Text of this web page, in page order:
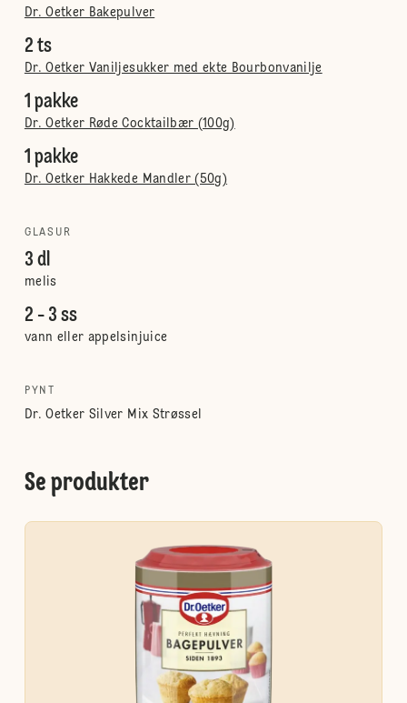
Dr. Oetker Bakepulver
2 ts
Dr. Oetker Vaniljesukker med ekte Bourbonvanilje
1 pakke
Dr. Oetker Røde Cocktailbær (100g)
1 pakke
Dr. Oetker Hakkede Mandler (50g)
GLASUR
3 dl
melis
2 - 3 ss
vann eller appelsinjuice
PYNT
Dr. Oetker Silver Mix Strøssel
Se produkter